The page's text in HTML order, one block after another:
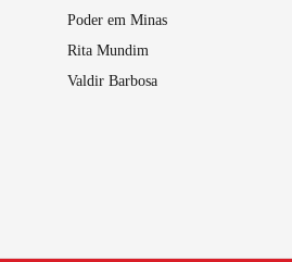
Poder em Minas
Rita Mundim
Valdir Barbosa